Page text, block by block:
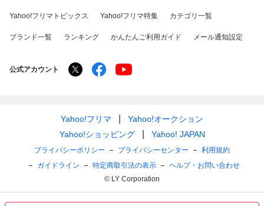
Yahoo!フリマトピックス Yahoo!フリマ特集 カテゴリ一覧
ブランド一覧 ランキング かんたんご利用ガイド メール通知設定
公式アカウント
Yahoo!フリマ
Yahoo!オークション
Yahoo!ショッピング
Yahoo! JAPAN
プライバシーポリシー プライバシーセンター
利用規約
ガイドライン
特定商取引法の表示
ヘルプ・お問い合わせ
© LY Corporation